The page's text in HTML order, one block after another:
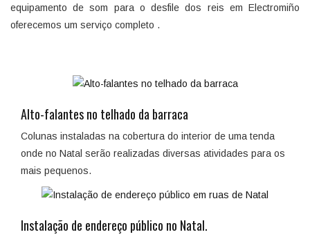
equipamento de som para o desfile dos reis em Electromiño
oferecemos um serviço completo .
Alto-falantes no telhado da barraca
Colunas instaladas na cobertura do interior de uma tenda
onde no Natal serão realizadas diversas atividades para os
mais pequenos.
Instalação de endereço público no Natal.